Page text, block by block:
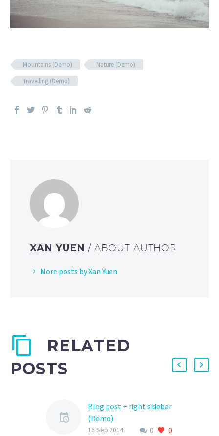
Mountains (Demo)
Nature (Demo)
Travelling (Demo)
XAN YUEN / ABOUT AUTHOR
More posts by Xan Yuen
RELATED
POSTS
Blog post + right sidebar
(Demo)
Lorem Ipsum. Proin
0 0
16 Sep 2014